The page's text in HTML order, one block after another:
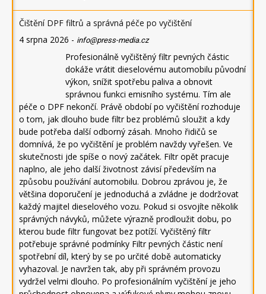
Čištění DPF filtrů a správná péče po vyčištění
4 srpna 2026 - info@press-media.cz
Profesionálně vyčištěný filtr pevných částic
dokáže vrátit dieselovému automobilu původní
výkon, snížit spotřebu paliva a obnovit
správnou funkci emisního systému. Tím ale
péče o DPF nekončí. Právě období po vyčištění rozhoduje
o tom, jak dlouho bude filtr bez problémů sloužit a kdy
bude potřeba další odborný zásah. Mnoho řidičů se
domnívá, že po vyčištění je problém navždy vyřešen. Ve
skutečnosti jde spíše o nový začátek. Filtr opět pracuje
naplno, ale jeho další životnost závisí především na
způsobu používání automobilu. Dobrou zprávou je, že
většina doporučení je jednoduchá a zvládne je dodržovat
každý majitel dieselového vozu. Pokud si osvojíte několik
správných návyků, můžete výrazně prodloužit dobu, po
kterou bude filtr fungovat bez potíží. Vyčištěný filtr
potřebuje správné podmínky Filtr pevných částic není
spotřební díl, který by se po určité době automaticky
vyhazoval. Je navržen tak, aby při správném provozu
vydržel velmi dlouho. Po profesionálním vyčištění je jeho